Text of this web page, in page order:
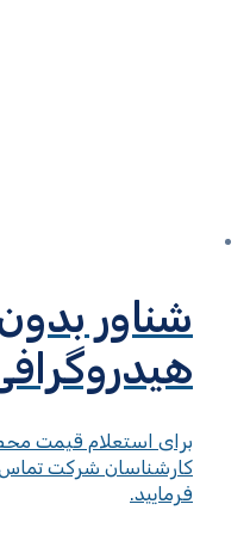
شناور
برای استعلام قیمت
کارشناسان شرکت
فرمایید.